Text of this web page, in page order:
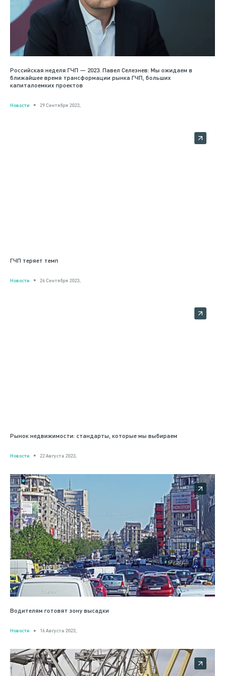
Российская неделя ГЧП — 2023. Павел Селезнев: Мы ожидаем в
ближайшее время трансформации рынка ГЧП, больших
капиталоемких проектов
Новости 29 Сентября 2023,
ГЧП теряет темп
Новости 26 Сентября 2023,
Рынок недвижимости: стандарты, которые мы выбираем
Новости 22 Августа 2023,
Водителям готовят зону высадки
Новости 16 Августа 2023,